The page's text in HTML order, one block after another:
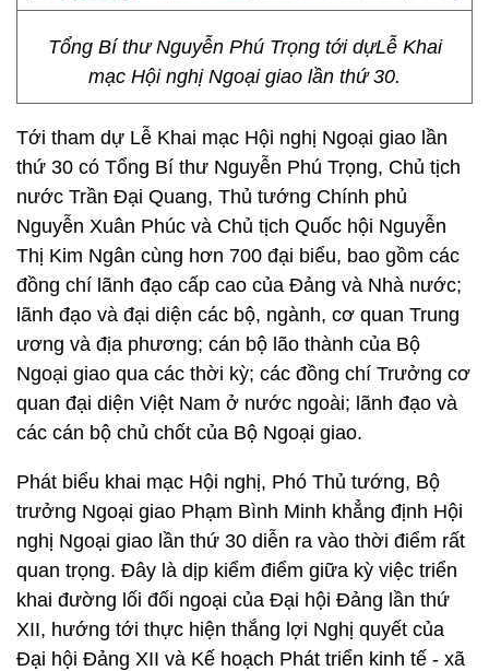
Tổng Bí thư Nguyễn Phú Trọng tới dựLễ Khai
mạc Hội nghị Ngoại giao lần thứ 30.
Tới tham dự Lễ Khai mạc Hội nghị Ngoại giao lần
thứ 30 có Tổng Bí thư Nguyễn Phú Trọng, Chủ tịch
nước Trần Đại Quang, Thủ tướng Chính phủ
Nguyễn Xuân Phúc và Chủ tịch Quốc hội Nguyễn
Thị Kim Ngân cùng hơn 700 đại biểu, bao gồm các
đồng chí lãnh đạo cấp cao của Đảng và Nhà nước;
lãnh đạo và đại diện các bộ, ngành, cơ quan Trung
ương và địa phương; cán bộ lão thành của Bộ
Ngoại giao qua các thời kỳ; các đồng chí Trưởng cơ
quan đại diện Việt Nam ở nước ngoài; lãnh đạo và
các cán bộ chủ chốt của Bộ Ngoại giao.
Phát biểu khai mạc Hội nghị, Phó Thủ tướng, Bộ
trưởng Ngoại giao Phạm Bình Minh khẳng định Hội
nghị Ngoại giao lần thứ 30 diễn ra vào thời điểm rất
quan trọng. Đây là dịp kiểm điểm giữa kỳ việc triển
khai đường lối đối ngoại của Đại hội Đảng lần thứ
XII, hướng tới thực hiện thắng lợi Nghị quyết của
Đại hội Đảng XII và Kế hoạch Phát triển kinh tế - xã